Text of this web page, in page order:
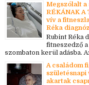
Megszólalt a
RÉKÁNAK
vív a
Réka
Rubint Réka
fitneszedző a
szombaton kerül adásba.
A családom
születésnapi
akartak